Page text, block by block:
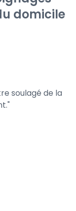
domicile
soulagé de la